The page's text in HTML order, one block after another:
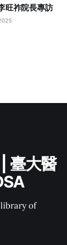
旺祚院長專訪
臺大醫
library of